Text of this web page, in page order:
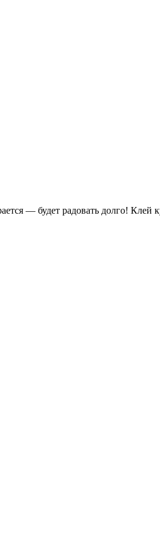
— будет радовать долго!